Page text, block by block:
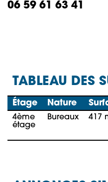
06 59 61 63 41
TABLEAU DES
Étage Nature
4ème
étage
Bureaux 417